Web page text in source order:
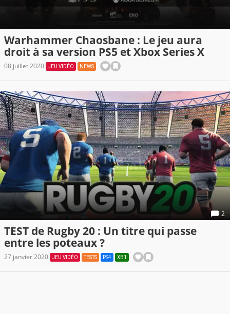
Warhammer Chaosbane : Le jeu aura
droit à sa version PS5 et Xbox Series X
08 juillet 2020 JEU VIDÉO NEWS
2
TEST de Rugby 20 : Un titre qui passe
entre les poteaux ?
27 janvier 2020 JEU VIDÉO TESTS PS4 XB1